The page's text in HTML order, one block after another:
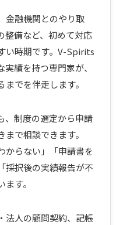
金融機関とのやり取
整備など、初めて対応
い時期です。V-Spirits
績を持つ専門家が、
でを伴走します。
、制度の選定から申請
で相談できます。
からない」「申請書を
採択後の実績報告が不
す。
法人の顧問契約、記帳